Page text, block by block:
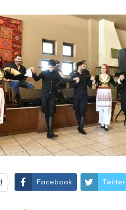
Facebook Twitter